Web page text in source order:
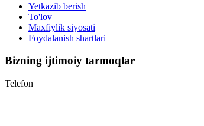
Yetkazib berish
To'lov
Maxfiylik siyosati
Foydalanish shartlari
Bizning ijtimoiy tarmoqlar
Telefon